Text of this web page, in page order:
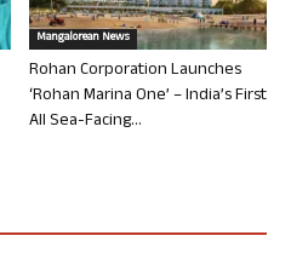
Mangalorean News
Rohan Corporation Launches
‘Rohan Marina One’ – India’s First
All Sea-Facing...